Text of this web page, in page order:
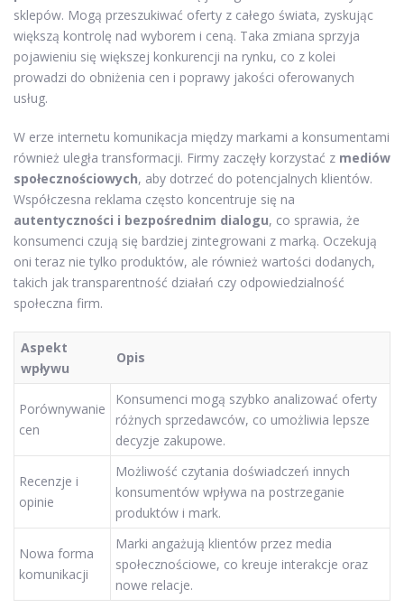
sklepów. Mogą przeszukiwać oferty z całego świata, zyskując
większą kontrolę nad wyborem i ceną. Taka zmiana sprzyja
pojawieniu się większej konkurencji na rynku, co z kolei
prowadzi do obniżenia cen i poprawy jakości oferowanych
usług.
W erze internetu komunikacja między markami a konsumentami
również uległa transformacji. Firmy zaczęły korzystać z mediów
społecznościowych, aby dotrzeć do potencjalnych klientów.
Współczesna reklama często koncentruje się na
autentyczności i bezpośrednim dialogu, co sprawia, że
konsumenci czują się bardziej zintegrowani z marką. Oczekują
oni teraz nie tylko produktów, ale również wartości dodanych,
takich jak transparentność działań czy odpowiedzialność
społeczna firm.
Aspekt
wpływu
Opis
Porównywanie
cen
Konsumenci mogą szybko analizować oferty
różnych sprzedawców, co umożliwia lepsze
decyzje zakupowe.
Recenzje i
opinie
Możliwość czytania doświadczeń innych
konsumentów wpływa na postrzeganie
produktów i mark.
Nowa forma
komunikacji
Marki angażują klientów przez media
społecznościowe, co kreuje interakcje oraz
nowe relacje.